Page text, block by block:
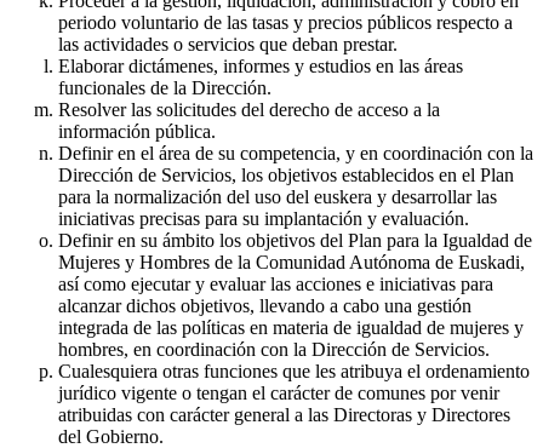
periodo voluntario de las tasas y precios públicos respecto a
las actividades o servicios que deban prestar.
Elaborar dictámenes, informes y estudios en las áreas
funcionales de la Dirección.
Resolver las solicitudes del derecho de acceso a la
información pública.
Definir en el área de su competencia, y en coordinación con la
Dirección de Servicios, los objetivos establecidos en el Plan
para la normalización del uso del euskera y desarrollar las
iniciativas precisas para su implantación y evaluación.
Definir en su ámbito los objetivos del Plan para la Igualdad de
Mujeres y Hombres de la Comunidad Autónoma de Euskadi,
así como ejecutar y evaluar las acciones e iniciativas para
alcanzar dichos objetivos, llevando a cabo una gestión
integrada de las políticas en materia de igualdad de mujeres y
hombres, en coordinación con la Dirección de Servicios.
Cualesquiera otras funciones que les atribuya el ordenamiento
jurídico vigente o tengan el carácter de comunes por venir
atribuidas con carácter general a las Directoras y Directores
del Gobierno.